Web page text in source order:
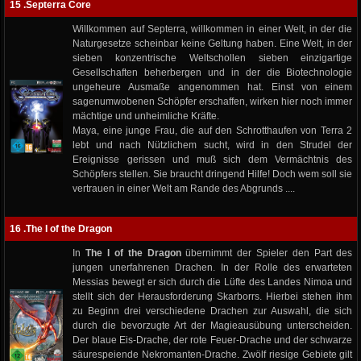
15 .Septerra Core
Willkommen auf Septerra, willkommen in einer Welt, in der die
Naturgesetze scheinbar keine Geltung haben. Eine Welt, in der
sieben konzentrische Weltschollen sieben einzigartige
Gesellschaften beherbergen und in der die Biotechnologie
ungeheure Ausmaße angenommen hat. Einst von einem
sagenumwobenen Schöpfer erschaffen, wirken hier noch immer
mächtige und unheimliche Kräfte.
Maya, eine junge Frau, die auf den Schrotthaufen von Terra 2
lebt und nach Nützlichem sucht, wird in den Strudel der
Ereignisse gerissen und muß sich dem Vermächtnis des
Schöpfers stellen. Sie braucht dringend Hilfe! Doch wem soll sie
vertrauen in einer Welt am Rande des Abgrunds ....
16 .The I of the Dragon
InThe I of the Dragonübernimmt der Spieler den Part des
jungen unerfahrenen Drachen. In der Rolle des erwarteten
Messias bewegt er sich durch die Lüfte des Landes Nimoa und
stellt sich der Herausforderung Skarborrs. Hierbei stehen ihm
zu Beginn drei verschiedene Drachen zur Auswahl, die sich
durch die bevorzugte Art der Magieausübung unterscheiden.
Der blaue Eis-Drache, der rote Feuer-Drache und der schwarze
säurespeiende Nekromanten-Drache. Zwölf riesige Gebiete gilt